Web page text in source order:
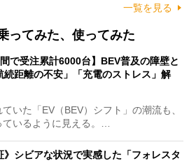
一覧を見る
ってみた、使ってみた
間で受注累計6000台】BEV普及の障壁と
続距離の不安」「充電のストレス」解
いた「EV（BEV）シフト」の潮流も、
いるように見える。…
》シビアな状況で実感した「フォレスタ